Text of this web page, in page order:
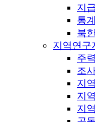
지
통
북
지역연구
주
조
지
지
지